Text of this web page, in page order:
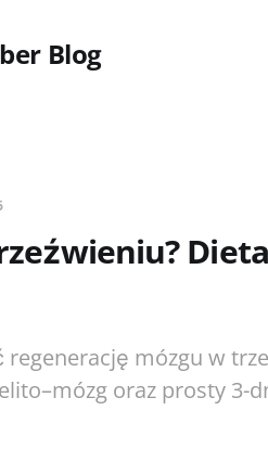
Blog
mózgu w
oraz prosty 3-